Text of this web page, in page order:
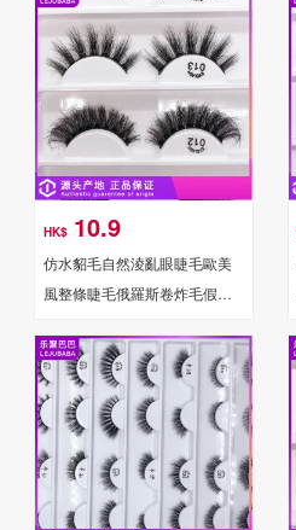
HK$ 10.9
仿水貂毛自然淩亂眼睫毛歐美
風整條睫毛俄羅斯卷炸毛假睫